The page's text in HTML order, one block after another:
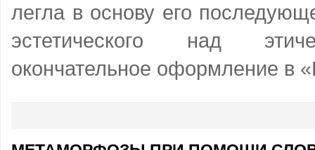
легла в основу его
эстетического над
окончательное оформление в